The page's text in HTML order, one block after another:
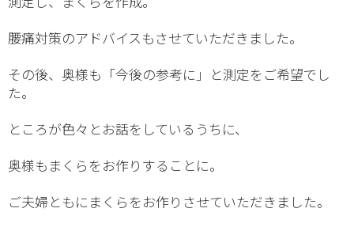
腰痛対策のアドバイスもさせていただきました。
その後、奥様も「今後の参考に」と測定をご希望でし
た。
ところが色々とお話をしているうちに、
奥様もまくらをお作りすることに。
ご夫婦ともにまくらをお作りさせていただきました。